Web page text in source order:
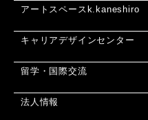
アートスペースk.kaneshiro
キャリアデザインセンター
留学・国際交流
法人情報